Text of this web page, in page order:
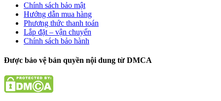
Chính sách bảo mật
Hướng dẫn mua hàng
Phương thức thanh toán
Lắp đặt – vận chuyển
Chính sách bảo hành
Được bảo vệ bản quyền nội dung từ DMCA